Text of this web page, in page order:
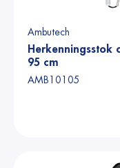
Ambutech
Herkenningsstok
95 cm
AMB10105